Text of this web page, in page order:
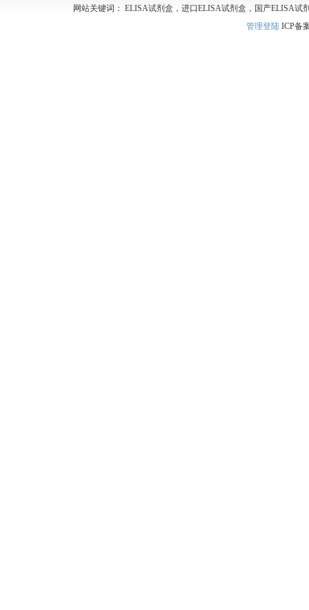
网站关键词： ELISA试剂盒，进口ELISA试剂盒，国产ELISA
管理登陆 ICP备